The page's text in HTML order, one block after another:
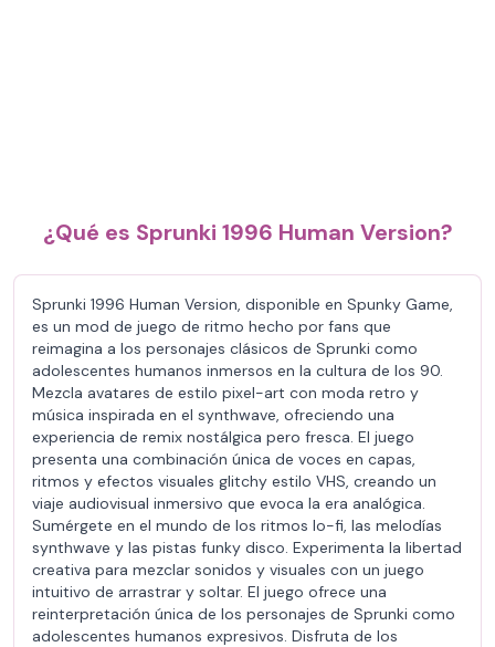
¿Qué es Sprunki 1996 Human Version?
Sprunki 1996 Human Version, disponible en Spunky Game,
es un mod de juego de ritmo hecho por fans que
reimagina a los personajes clásicos de Sprunki como
adolescentes humanos inmersos en la cultura de los 90.
Mezcla avatares de estilo pixel-art con moda retro y
música inspirada en el synthwave, ofreciendo una
experiencia de remix nostálgica pero fresca. El juego
presenta una combinación única de voces en capas,
ritmos y efectos visuales glitchy estilo VHS, creando un
viaje audiovisual inmersivo que evoca la era analógica.
Sumérgete en el mundo de los ritmos lo-fi, las melodías
synthwave y las pistas funky disco. Experimenta la libertad
creativa para mezclar sonidos y visuales con un juego
intuitivo de arrastrar y soltar. El juego ofrece una
reinterpretación única de los personajes de Sprunki como
adolescentes humanos expresivos. Disfruta de los